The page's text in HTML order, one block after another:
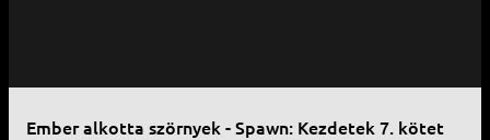
Ember alkotta szörnyek - Spawn: Kezdetek 7. kötet